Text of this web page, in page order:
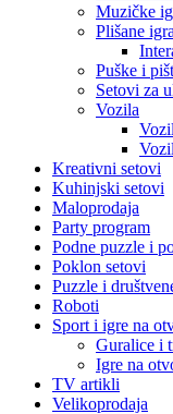
Muzičke
Plišane
Puške i
Setovi za
Vozila
Kreativni setovi
Kuhinjski setovi
Maloprodaja
Party program
Podne puzzle i
Poklon setovi
Puzzle i
Roboti
Sport i igre na
Guralice i
Igre na
TV artikli
Velikoprodaja